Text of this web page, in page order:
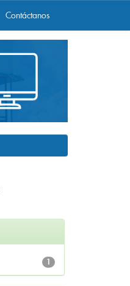
Contáctanos
1